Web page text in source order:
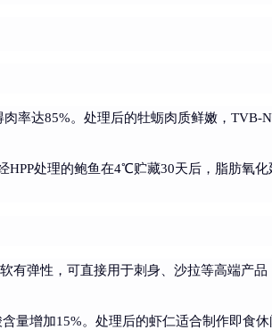
率达85%。处理后的牡蛎肉质鲜嫩，TVB-
处理的鲍鱼在4℃贮藏30天后，脂肪氧化
有弹性，可直接用于刺身、沙拉等高端产品
量增加15%。处理后的虾仁适合制作即食休